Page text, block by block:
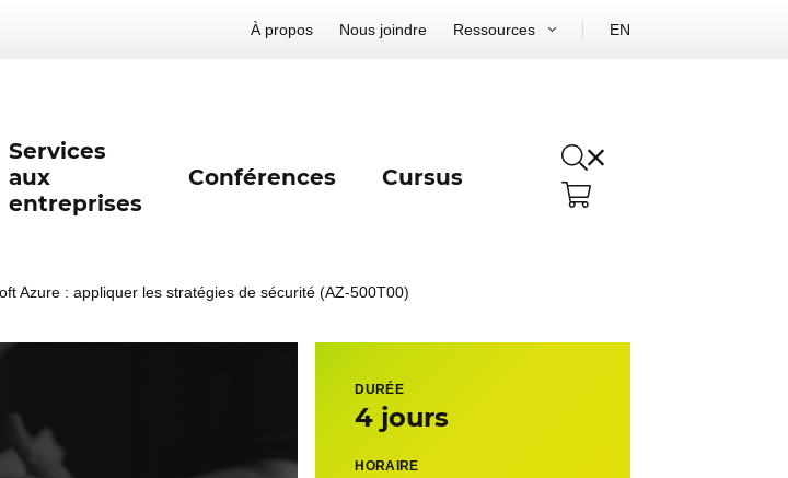
À propos Nous joindre Ressources EN
Services
aux
entreprises
Conférences Cursus
Azure : appliquer les stratégies de sécurité (AZ-500T00)
DURÉE
4 jours
HORAIRE